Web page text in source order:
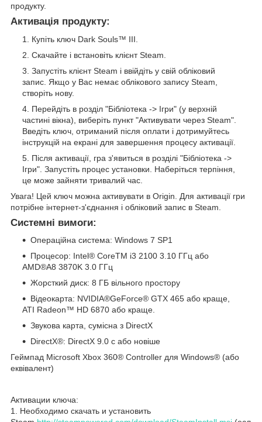
продукту.
Активація продукту:
Купіть ключ Dark Souls™ III.
Скачайте і встановіть клієнт Steam.
Запустіть клієнт Steam і ввійдіть у свій обліковий
запис. Якщо у Вас немає облікового запису Steam,
створіть нову.
Перейдіть в розділ "Бібліотека -> Ігри" (у верхній
частині вікна), виберіть пункт "Активувати через Steam".
Введіть ключ, отриманий після оплати і дотримуйтесь
інструкцій на екрані для завершення процесу активації.
Після активації, гра з'явиться в розділі "Бібліотека ->
Ігри". Запустіть процес установки. Наберіться терпіння,
це може зайняти тривалий час.
Увага! Цей ключ можна активувати в Origin. Для активації гри
потрібне інтернет-з'єднання і обліковий запис в Steam.
Системні вимоги:
Операційна система: Windows 7 SP1
Процесор: Intel® CoreTM i3 2100 3.10 ГГц або
AMD®A8 3870K 3.0 ГГц
Жорсткий диск: 8 ГБ вільного простору
Відеокарта: NVIDIA®GeForce® GTX 465 або краще,
ATI Radeon™ HD 6870 або краще.
Звукова карта, сумісна з DirectX
DirectX®: DirectX 9.0 c або новіше
Геймпад Microsoft Xbox 360® Controller для Windows® (або
еквівалент)
Активации ключа:
1. Необходимо скачать и установить